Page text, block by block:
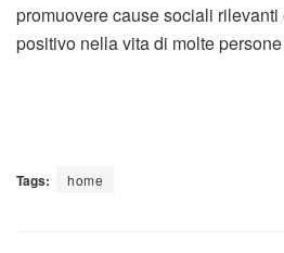
promuovere cause sociali
positivo nella vita di molte persone
Tags: home